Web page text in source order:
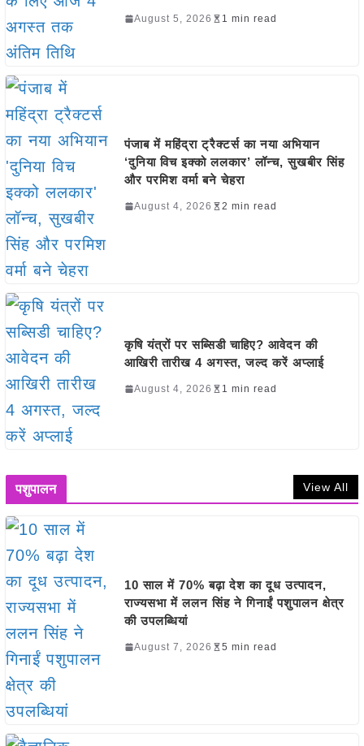
August 5, 2026 1 min read
पंजाब में महिंद्रा ट्रैक्टर्स का नया अभियान
‘दुनिया विच इक्को ललकार’ लॉन्च, सुखबीर सिंह
और परमिश वर्मा बने चेहरा
August 4, 2026 2 min read
कृषि यंत्रों पर सब्सिडी चाहिए? आवेदन की
आखिरी तारीख 4 अगस्त, जल्द करें अप्लाई
August 4, 2026 1 min read
पशुपालन View All
10 साल में 70% बढ़ा देश का दूध उत्पादन,
राज्यसभा में ललन सिंह ने गिनाईं पशुपालन क्षेत्र
की उपलब्धियां
August 7, 2026 5 min read